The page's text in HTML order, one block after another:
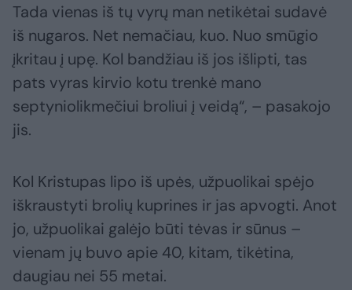
Tada vienas iš tų vyrų man netikėtai sudavė
iš nugaros. Net nemačiau, kuo. Nuo smūgio
įkritau į upę. Kol bandžiau iš jos išlipti, tas
pats vyras kirvio kotu trenkė mano
septyniolikmečiui broliui į veidą“, – pasakojo
jis.
Kol Kristupas lipo iš upės, užpuolikai spėjo
iškraustyti brolių kuprines ir jas apvogti. Anot
jo, užpuolikai galėjo būti tėvas ir sūnus –
vienam jų buvo apie 40, kitam, tikėtina,
daugiau nei 55 metai.